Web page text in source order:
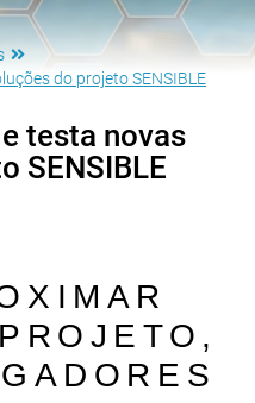
do projeto SENSIBLE
testa novas
SENSIBLE